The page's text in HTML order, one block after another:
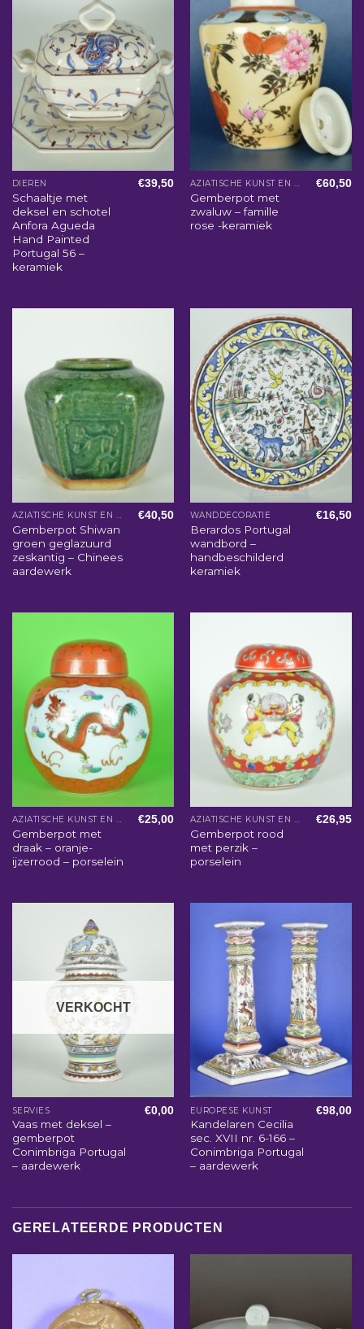
DIEREN
Schaaltje met
deksel en schotel
Anfora Agueda
Hand Painted
Portugal 56 –
keramiek
€39,50 AZIATISCHE KUNST EN WOONACCESSOIRES
Gemberpot met
zwaluw – famille
rose -keramiek
€60,50
AZIATISCHE KUNST EN WOONACCESSOIRES
Gemberpot Shiwan
groen geglazuurd
zeskantig – Chinees
aardewerk
€40,50 WANDDECORATIE
Berardos Portugal
wandbord –
handbeschilderd
keramiek
€16,50
AZIATISCHE KUNST EN WOONACCESSOIRES
Gemberpot met
draak – oranje-
ijzerrood – porselein
€25,00 AZIATISCHE KUNST EN WOONACCESSOIRES
Gemberpot rood
met perzik –
porselein
€26,95
VERKOCHT
SERVIES
Vaas met deksel –
gemberpot
Conimbriga Portugal
– aardewerk
€0,00 EUROPESE KUNST
Kandelaren Cecilia
sec. XVII nr. 6-166 –
Conimbriga Portugal
– aardewerk
€98,00
GERELATEERDE PRODUCTEN